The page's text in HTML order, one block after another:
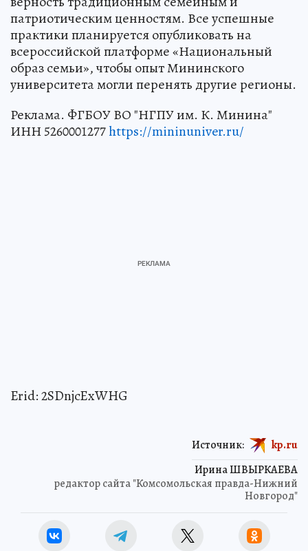
патриотическим ценностям. Все успешные
практики планируется опубликовать на
всероссийской платформе «Национальный
образ семьи», чтобы опыт Мининского
университета могли перенять другие регионы.
Реклама. ФГБОУ ВО "НГПУ им. К. Минина"
ИНН 5260001277https://mininuniver.ru/
Erid: 2SDnjcExWHG
Ирина ШВЫРКАЕВА
редактор сайта "Комсомольская правда-Нижний
Новгород"
Источник: kp.ru